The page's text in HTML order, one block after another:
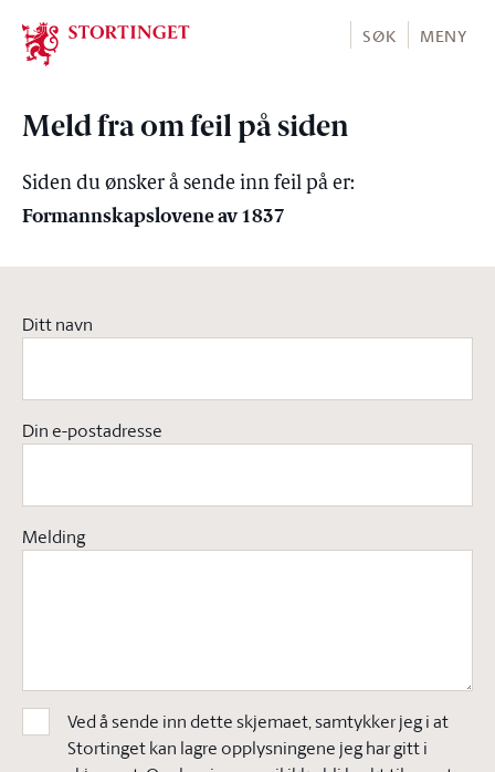
Stortinget.no
SØK MENY
Meld fra om feil på siden
Siden du ønsker å sende inn feil på er:
Formannskapslovene av 1837
Ditt navn
Din e-postadresse
Melding
Ved å sende inn dette skjemaet, samtykker jeg i at
Stortinget kan lagre opplysningene jeg har gitt i